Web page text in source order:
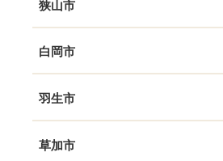
狭山市
白岡市
羽生市
草加市